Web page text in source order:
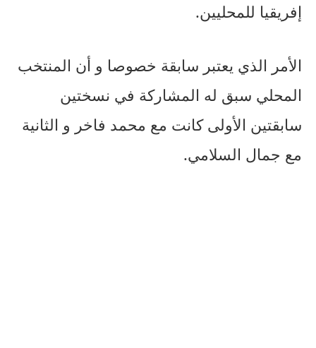
إفريقيا للمحليين.
الأمر الذي يعتبر سابقة خصوصا و أن المنتخب
المحلي سبق له المشاركة في نسختين
سابقتين الأولى كانت مع محمد فاخر و الثانية
مع جمال السلامي.